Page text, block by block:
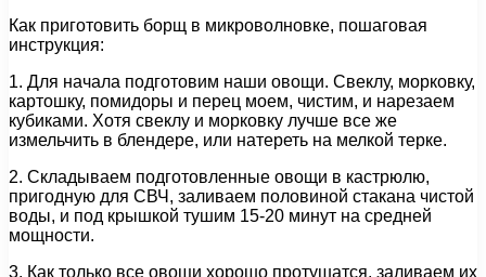
Как приготовить борщ в микроволновке, пошаговая
инструкция:
1. Для начала подготовим наши овощи. Свеклу, морковку,
картошку, помидоры и перец моем, чистим, и нарезаем
кубиками. Хотя свеклу и морковку лучше все же
измельчить в блендере, или натереть на мелкой терке.
2. Складываем подготовленные овощи в кастрюлю,
пригодную для СВЧ, заливаем половиной стакана чистой
воды, и под крышкой тушим 15-20 минут на средней
мощности.
3. Как только все овощи хорошо протушатся, заливаем их